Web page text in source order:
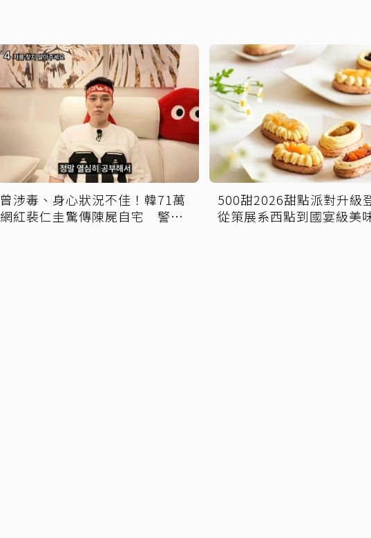
曾涉毒、身心狀況不佳！韓71萬
網紅裴仁圭驚傳陳屍自宅 警方
500甜2026甜點派對升級
從策展系西點到國宴級美